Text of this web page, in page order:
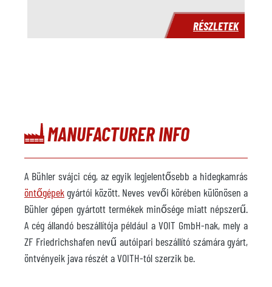
RÉSZLETEK
MANUFACTURER INFO
A Bühler svájci cég, az egyik legjelentősebb a hidegkamrás
öntőgépek gyártói között. Neves vevői körében különösen a
Bühler gépen gyártott termékek minősége miatt népszerű.
A cég állandó beszállítója például a VOIT GmbH-nak, mely a
ZF Friedrichshafen nevű autóipari beszállító számára gyárt,
öntvényeik java részét a VOITH-tól szerzik be.